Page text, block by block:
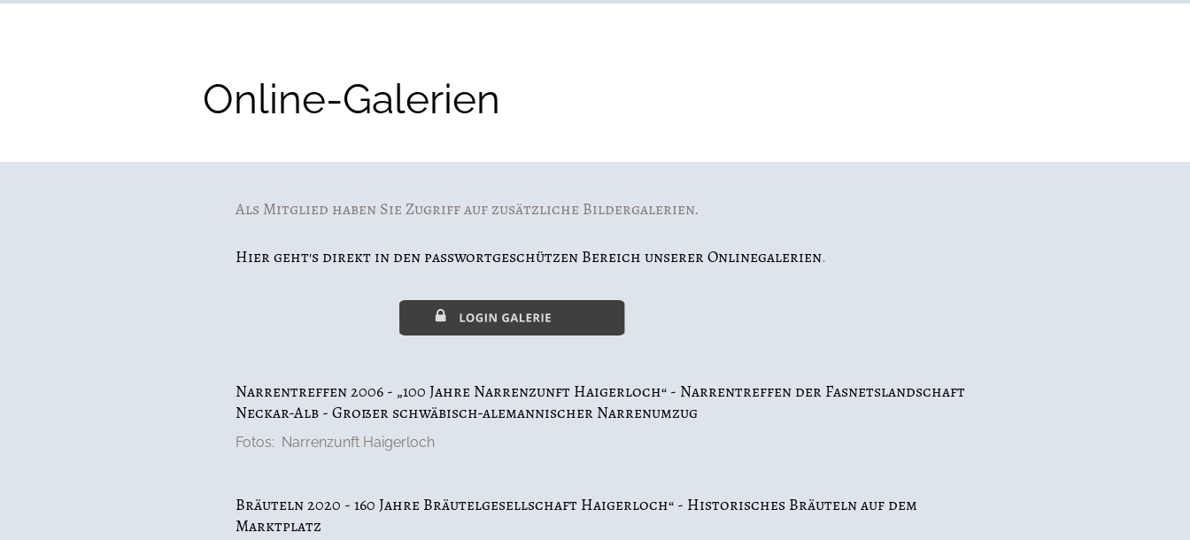
Als Mitglied haben Sie Zugriff auf zusätzliche Bildergalerien.
Hier geht's direkt in den passwortgeschützen Bereich unserer Onlinegalerien.
Narrentreffen 2006 - „100 Jahre Narrenzunft Haigerloch“ - Narrentreffen der Fasnetslandschaft
Neckar-Alb - Großer schwäbisch-alemannischer Narrenumzug
Fotos:  Narrenzunft Haigerloch
Bräuteln 2020 - 160 Jahre Bräutelgesellschaft Haigerloch“ - Historisches Bräuteln auf dem
Marktplatz
Online-Galerien